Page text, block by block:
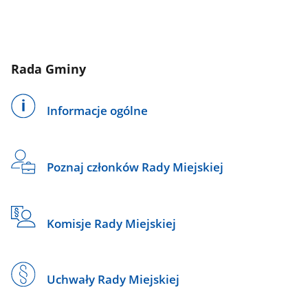
Rada Gminy
Informacje ogólne
Poznaj członków Rady Miejskiej
Komisje Rady Miejskiej
Uchwały Rady Miejskiej